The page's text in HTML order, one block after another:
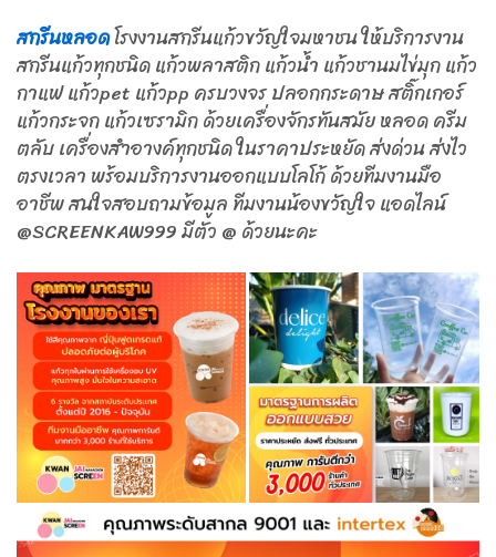
สกรีนหลอดโรงงานสกรีนแก้วขวัญใจมหาชน ให้บริการงาน
สกรีนแก้วทุกชนิด แก้วพลาสติก แก้วน้ำ แก้วชานมไข่มุก แก้ว
กาแฟ แก้วpet แก้วpp ครบวงจร ปลอกกระดาษ สติ๊กเกอร์
แก้วกระจก แก้วเซรามิก ด้วยเครื่องจักรทันสมัย หลอด ครีม
ตลับ เครื่องสำอางค์ทุกชนิด ในราคาประหยัด ส่งด่วน ส่งไว
ตรงเวลา พร้อมบริการงานออกแบบโลโก้ ด้วยทีมงานมือ
อาชีพ สนใจสอบถามข้อมูล ทีมงานน้องขวัญใจ แอดไลน์
@SCREENKAW999 มีตัว @ ด้วยนะคะ